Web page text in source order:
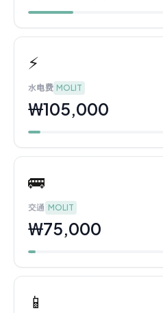
⚡
水电费 MOLIT
₩105,000
🚌
交通 MOLIT
₩75,000
📱